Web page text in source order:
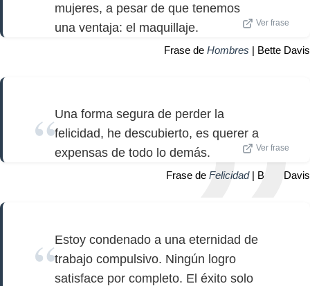
mujeres, a pesar de que tenemos
una ventaja: el maquillaje.
Ver frase
Frase de Hombres | Bette Davis
Una forma segura de perder la
felicidad, he descubierto, es querer a
expensas de todo lo demás.
Ver frase
Frase de Felicidad| Bette Davis
Estoy condenado a una eternidad de
trabajo compulsivo. Ningún logro
satisface por completo. El éxito solo